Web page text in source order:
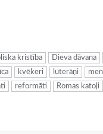
kristība Dieva dāvana
kvēkeri luterāņi
reformāti Romas katoļi